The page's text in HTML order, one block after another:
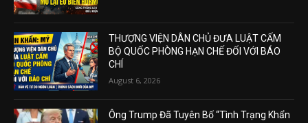
THƯỢNG VIỆN DÂN CHỦ ĐƯA LUẬT CẤM
BỘ QUỐC PHÒNG HẠN CHẾ ĐỐI VỚI BÁO
CHÍ
August 6, 2026
Ông Trump Đã Tuyên Bố “Tình Trạng Khẩn